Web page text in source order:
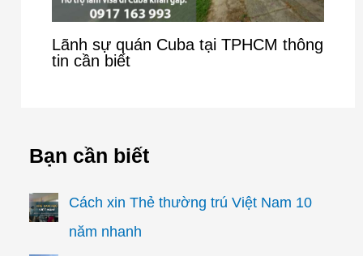
Lãnh sự quán Cuba tại TPHCM thông
tin cần biết
Bạn cần biết
Cách xin Thẻ thường trú Việt Nam 10
năm nhanh